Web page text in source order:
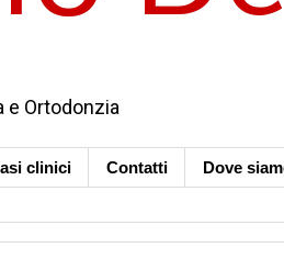
e Ortodonzia
clinici Contatti Dove